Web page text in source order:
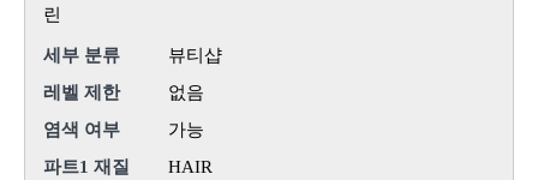
린
세부 분류
뷰티샵
레벨 제한
없음
염색 여부
가능
파트1 재질
HAIR